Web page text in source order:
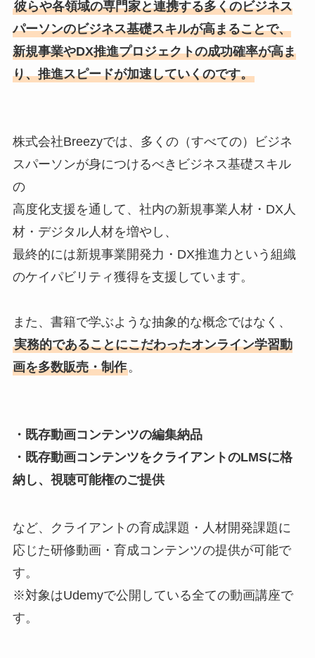
彼らや各領域の専門家と連携する多くのビジネス
パーソンのビジネス基礎スキルが高まることで、
新規事業やDX推進プロジェクトの成功確率が高ま
り、推進スピードが加速していくのです。
株式会社Breezyでは、多くの（すべての）ビジネ
スパーソンが身につけるべきビジネス基礎スキル
の
高度化支援を通して、社内の新規事業人材・DX人
材・デジタル人材を増やし、
最終的には新規事業開発力・DX推進力という組織
のケイパビリティ獲得を支援しています。
また、書籍で学ぶような抽象的な概念ではなく、
実務的であることにこだわったオンライン学習動
画を多数販売・制作。
・既存動画コンテンツの編集納品
・既存動画コンテンツをクライアントのLMSに格
納し、視聴可能権のご提供
など、クライアントの育成課題・人材開発課題に
応じた研修動画・育成コンテンツの提供が可能で
す。
※対象はUdemyで公開している全ての動画講座で
す。